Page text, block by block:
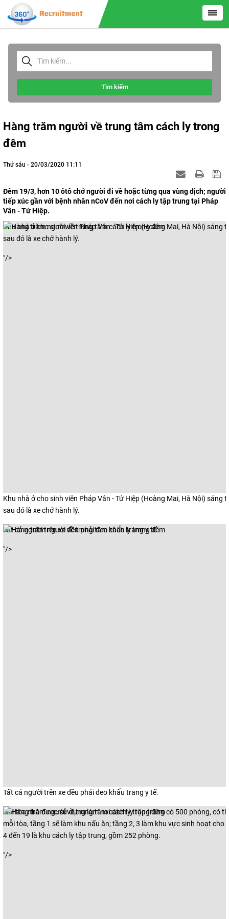
Tìm kiếm
Hàng trăm người về trung tâm cách ly trong
đêm
Thứ sáu - 20/03/2020 11:11
Đêm 19/3, hơn 10 ôtô chở người đi về hoặc từng qua vùng dịch; người
tiếp xúc gần với bệnh nhân nCoV đến nơi cách ly tập trung tại Pháp
Vân - Tứ Hiệp.
Khu nhà ở cho sinh viên Pháp Vân - Tứ Hiệp (Hoàng Mai, Hà Nội)
sau đó là xe chở hành lý.
"/>
Khu nhà ở cho sinh viên Pháp Vân - Tứ Hiệp (Hoàng Mai, Hà Nội)
sau đó là xe chở hành lý.
Tất cả người trên xe đều phải đeo khẩu trang y tế.
"/>
Tất cả người trên xe đều phải đeo khẩu trang y tế.
Hai tòa nhà được sử dụng làm nơi cách ly tập trung có 500 phòng, có
mỗi tòa, tầng 1 sẽ làm khu nấu ăn; tầng 2, 3 làm khu vực sinh hoạt cho
4 đến 19 là khu cách ly tập trung, gồm 252 phòng.
"/>